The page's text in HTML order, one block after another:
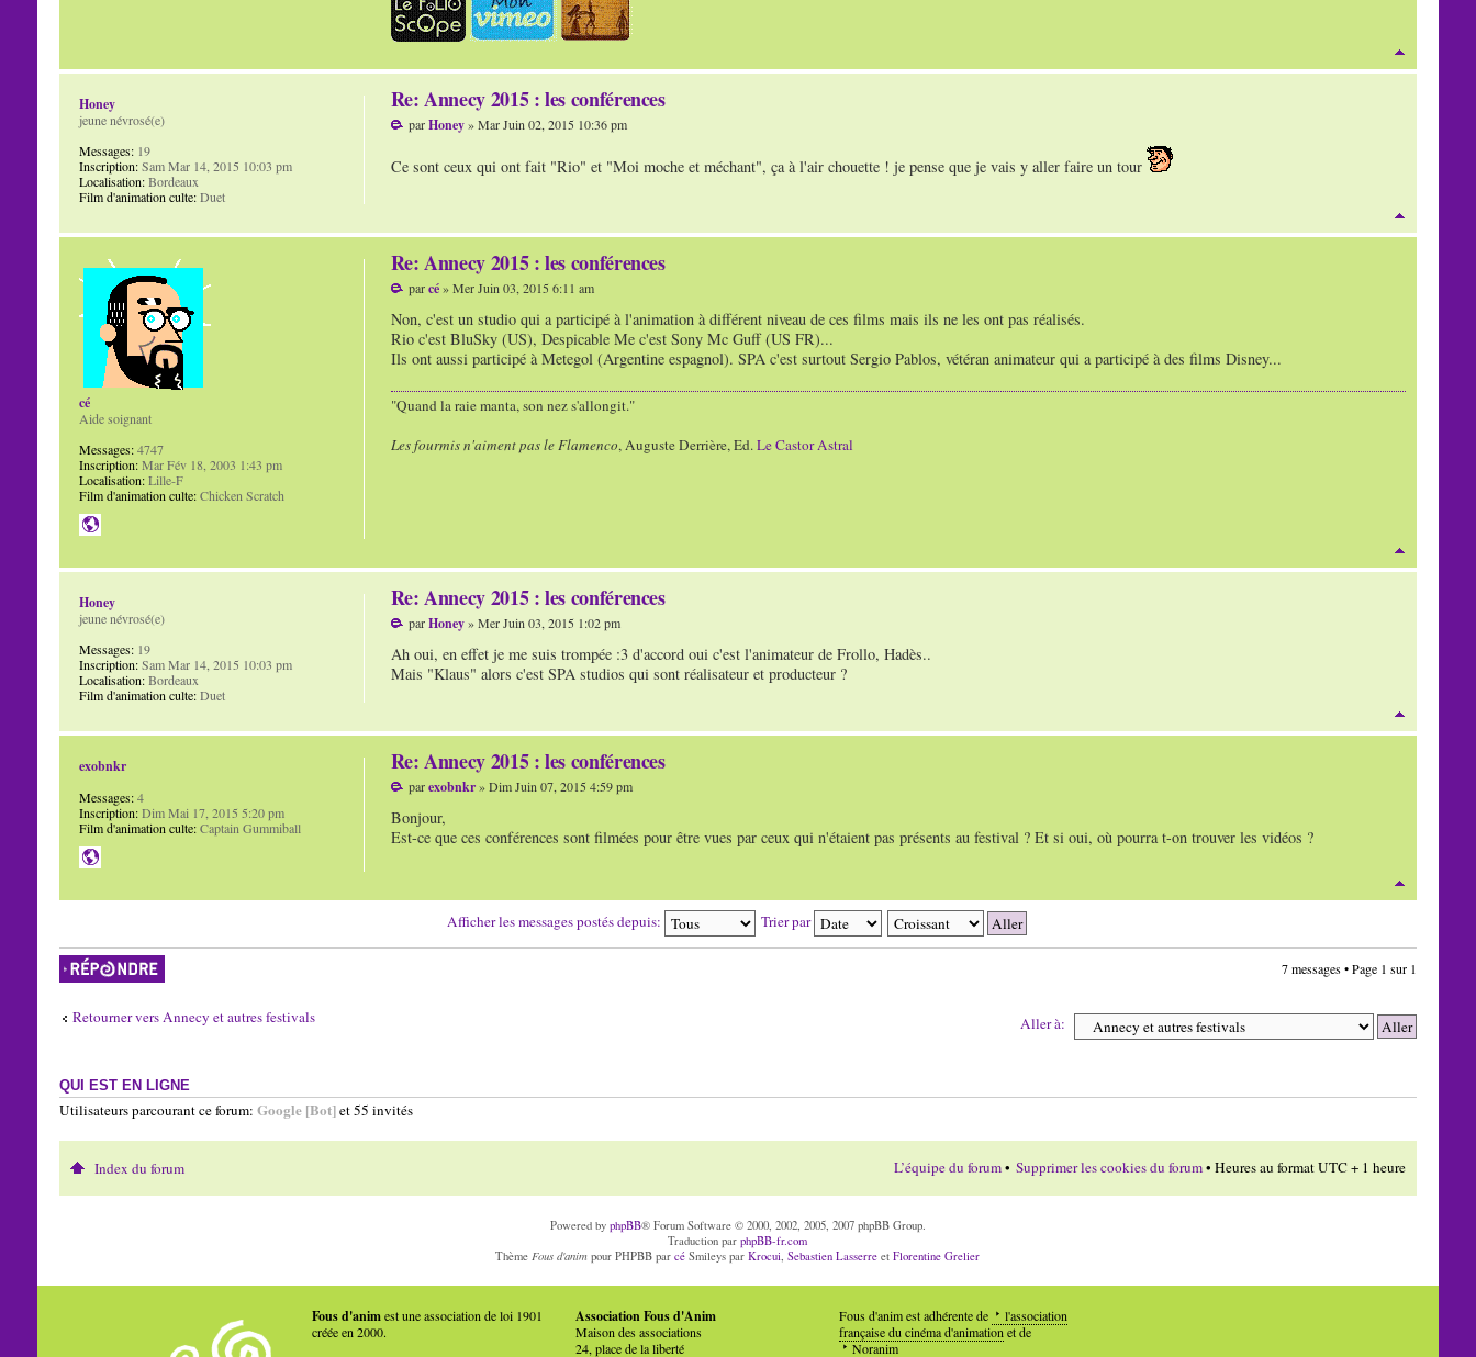
Re: Annecy 2015 : les conférences
parHoney» Mar Juin 02, 2015 10:36 pm
Ce sont ceux qui ont fait "Rio" et "Moi moche et méchant", ça à l'air chouette ! je pense que je vais y aller faire un tour
Honey
jeune névrosé(e)
Messages:19
Inscription:Sam Mar 14, 2015 10:03 pm
Localisation:Bordeaux
Film d'animation culte:Duet
Re: Annecy 2015 : les conférences
parcé» Mer Juin 03, 2015 6:11 am
Non, c'est un studio qui a participé à l'animation à différent niveau de ces films mais ils ne les ont pas réalisés.
Rio c'est BluSky (US), Despicable Me c'est Sony Mc Guff (US FR)...
Ils ont aussi participé à Metegol (Argentine espagnol). SPA c'est surtout Sergio Pablos, vétéran animateur qui a participé à des films Disney...
"Quand la raie manta, son nez s'allongit."
Les fourmis n'aiment pas le Flamenco, Auguste Derrière, Ed.Le Castor Astral
cé
Aide soignant
Messages:4747
Inscription:Mar Fév 18, 2003 1:43 pm
Localisation:Lille-F
Film d'animation culte:Chicken Scratch
Re: Annecy 2015 : les conférences
parHoney» Mer Juin 03, 2015 1:02 pm
Ah oui, en effet je me suis trompée :3 d'accord oui c'est l'animateur de Frollo, Hadès..
Mais "Klaus" alors c'est SPA studios qui sont réalisateur et producteur ?
Honey
jeune névrosé(e)
Messages:19
Inscription:Sam Mar 14, 2015 10:03 pm
Localisation:Bordeaux
Film d'animation culte:Duet
Re: Annecy 2015 : les conférences
parexobnkr» Dim Juin 07, 2015 4:59 pm
Bonjour,
Est-ce que ces conférences sont filmées pour être vues par ceux qui n'étaient pas présents au festival ? Et si oui, où pourra t-on trouver les vidéos ?
exobnkr
Messages:4
Inscription:Dim Mai 17, 2015 5:20 pm
Film d'animation culte:Captain Gummiball
Afficher les messages postés depuis: Trier par
Répondre 7 messages • Page 1 sur 1
Retourner vers Annecy et autres festivals Aller à:
QUI EST EN LIGNE
Utilisateurs parcourant ce forum: Google [Bot]et 55 invités
Index du forum L’équipe du forum• Supprimer les cookies du forum• Heures au format UTC + 1 heure
Powered by phpBB® Forum Software © 2000, 2002, 2005, 2007 phpBB Group.
Traduction parphpBB-fr.com
ThèmeFous d'anim pour PHPBB parcé Smileys parKrocui,Sebastien Lasserre etFlorentine Grelier
Fous d'animest une association de loi 1901
créée en 2000.
Association Fous d'Anim
Maison des associations
24, place de la liberté
Fous d'anim est adhérente de
l'association
française du cinéma d'animationet de
Noranim